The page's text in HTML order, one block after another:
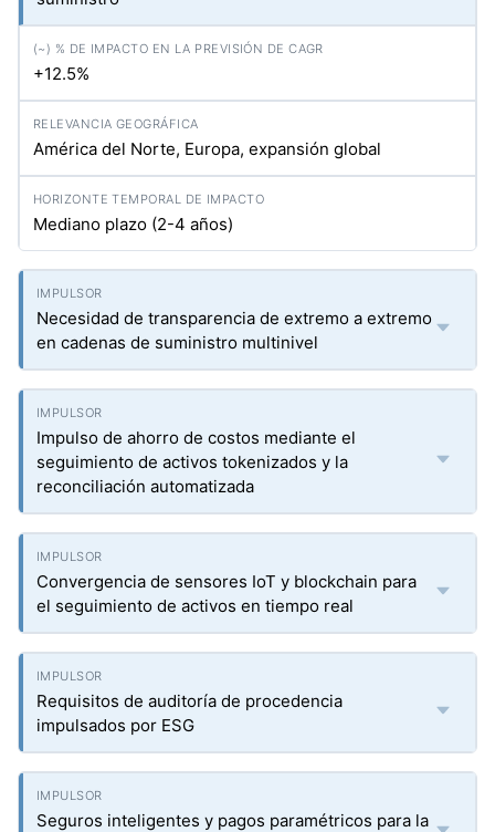
+12.5%
América del Norte, Europa, expansión global
Mediano plazo (2-4 años)
Necesidad de transparencia de extremo a extremo
en cadenas de suministro multinivel
Impulso de ahorro de costos mediante el
seguimiento de activos tokenizados y la
reconciliación automatizada
Convergencia de sensores IoT y blockchain para
el seguimiento de activos en tiempo real
Requisitos de auditoría de procedencia
impulsados por ESG
Seguros inteligentes y pagos paramétricos para la